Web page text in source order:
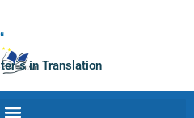
in Translation